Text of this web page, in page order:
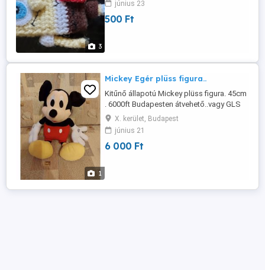
3
június 23
500 Ft
1
Mickey Egér plüss figura..
Kitűnő állapotú Mickey plüss figura. 45cm
. 6000ft Budapesten átvehető..vagy GLS
futár.X. kerület, Budapest
június 21
6 000 Ft